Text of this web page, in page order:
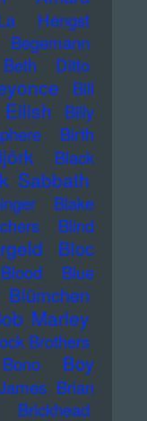
Hengst
Begemann
Beth Ditto
Bill
Billy
Birth
Black
Sabbath
Blake
Blind
Bloc
Blood
Blue
Blümchen
Marley
Brothers
Bono
Boy
Brian
Brickhead